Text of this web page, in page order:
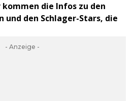
die Infos zu den
und den Schlager-Stars, die
- Anzeige -